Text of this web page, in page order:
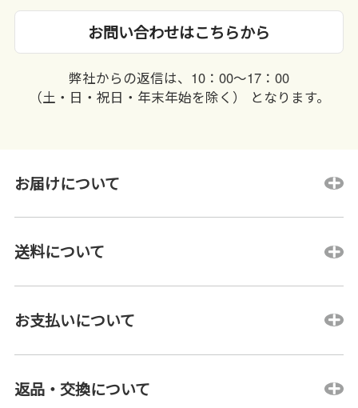
お問い合わせはこちらから
弊社からの返信は、10：00〜17：00
（土・日・祝日・年末年始を除く） となります。
お届けについて
送料について
お支払いについて
返品・交換について